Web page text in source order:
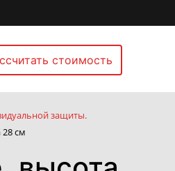
стоимость
защиты.
см